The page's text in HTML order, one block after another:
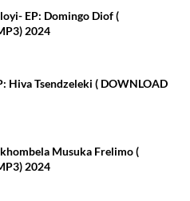
EP: Domingo Diof (
2024
Hiva Tsendzeleki ( DOWNLOAD
Musuka Frelimo (
2024